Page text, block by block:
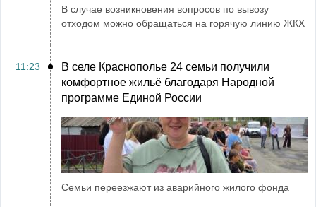
В случае возникновения вопросов по вывозу
отходом можно обращаться на горячую линию ЖКХ
11:23
В селе Краснополье 24 семьи получили
комфортное жильё благодаря Народной
программе Единой России
Семьи переезжают из аварийного жилого фонда